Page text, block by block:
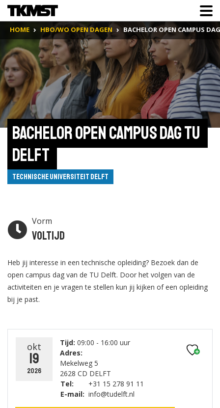
HOME HBO/WO OPEN DAGEN BACHELOR OPEN CAMPUS
Bachelor Open Campus Dag TU
Delft
Technische Universiteit Delft
Vorm
Voltijd
Heb jij interesse in een technische opleiding? Bezoek dan de
open campus dag van de TU Delft. Door het volgen van de
activiteiten en je vragen te stellen kun jij kijken of een opleiding
bij je past.
okt
19
2026
Tijd: 09:00 - 16:00 uur
Adres:
Mekelweg 5
2628 CD DELFT
Tel:
E-mail:
+31 15 278 91 11
info@tudelft.nl